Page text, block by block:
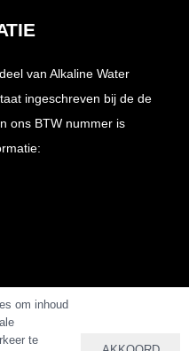
van Alkaline Water
ingeschreven bij de de
ons BTW nummer is
om inhoud
te